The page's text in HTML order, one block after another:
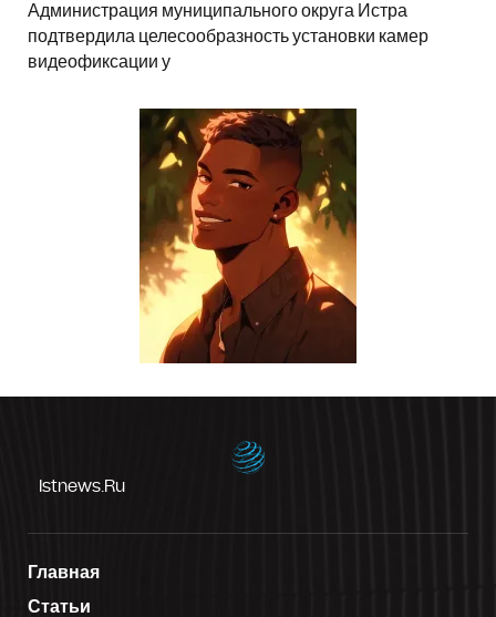
Администрация муниципального округа Истра
подтвердила целесообразность установки камер
видеофиксации у
Istnews.ru
Главная
Статьи